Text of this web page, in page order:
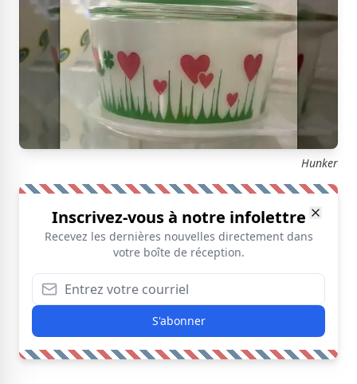
Hunker
Inscrivez-vous à notre infolettre
Recevez les dernières nouvelles directement dans
votre boîte de réception.
S'abonner